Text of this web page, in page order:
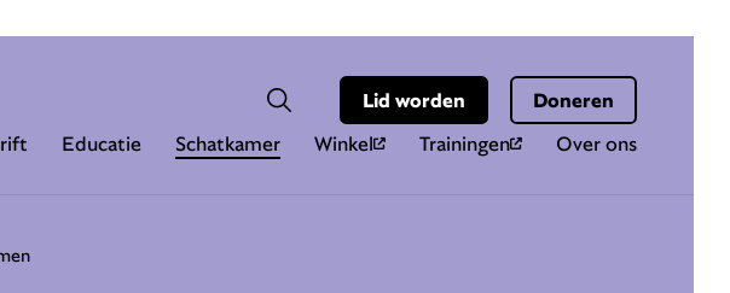
Educatie Schatkamer Winkel Trainingen Over ons
Zoeken
ZoekveldLid worden Doneren